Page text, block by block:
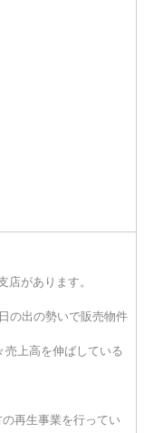
があります。
の出の勢いで販売物件
売上高を伸ばしている
再生事業を行ってい